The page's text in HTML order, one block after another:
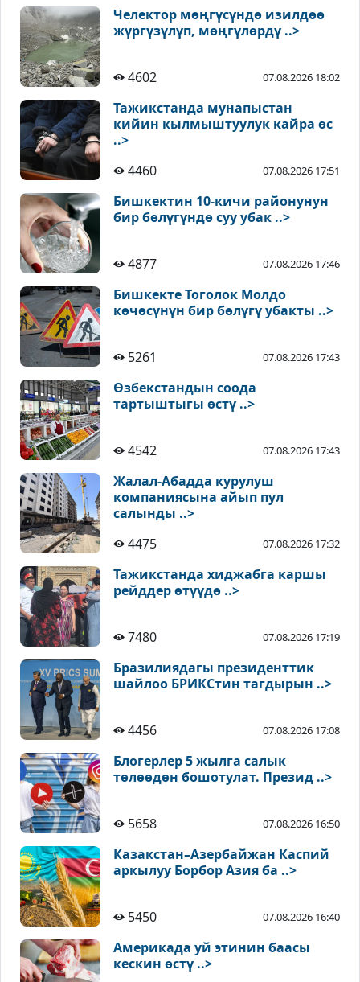
Челектор мөңгүсүндө изилдөө
жүргүзүлүп, мөңгүлөрдү ..>
4602 07.08.2026 18:02
Тажикстанда мунапыстан
кийин кылмыштуулук кайра өс
..>
4460
07.08.2026 17:51
Бишкектин 10-кичи районунун
бир бөлүгүндө суу убак ..>
4877 07.08.2026 17:46
Бишкекте Тоголок Молдо
көчөсүнүн бир бөлүгү убакты ..>
5261 07.08.2026 17:43
Өзбекстандын соода
тартыштыгы өстү ..>
4542 07.08.2026 17:43
Жалал-Абадда курулуш
компаниясына айып пул
салынды ..>
4475
07.08.2026 17:32
Тажикстанда хиджабга каршы
рейддер өтүүдө ..>
7480 07.08.2026 17:19
Бразилиядагы президенттик
шайлоо БРИКСтин тагдырын ..>
4456 07.08.2026 17:08
Блогерлер 5 жылга салык
төлөөдөн бошотулат. Презид ..>
5658 07.08.2026 16:50
Казакстан–Азербайжан Каспий
аркылуу Борбор Азия ба ..>
5450 07.08.2026 16:40
Америкада уй этинин баасы
кескин өстү ..>